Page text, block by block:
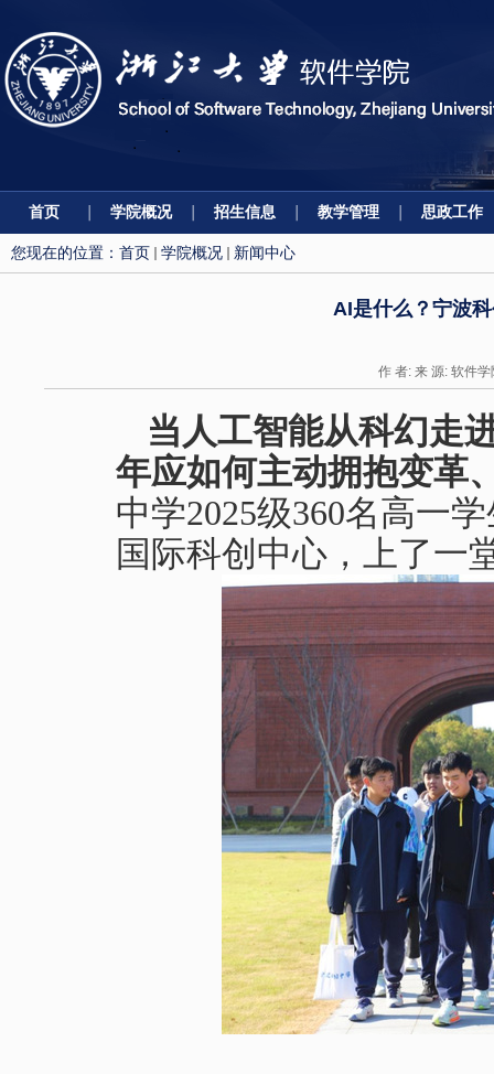
首页 学院概况 招生信息 教学管理 思政工作
您现在的位置： 首页 学院概况 新闻中心
AI是什么？宁波
作 者: 来 源: 软件
当人工智能从科幻走
年应如何主动拥抱变革
中学2025级360名高一
国际科创中心，上了一